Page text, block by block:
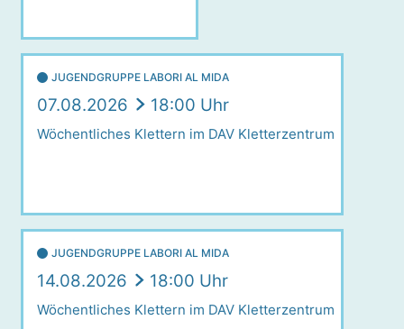
JUGENDGRUPPE LABORI AL MIDA
07.08.2026 18:00 Uhr
Wöchentliches Klettern im DAV Kletterzentrum
JUGENDGRUPPE LABORI AL MIDA
14.08.2026 18:00 Uhr
Wöchentliches Klettern im DAV Kletterzentrum